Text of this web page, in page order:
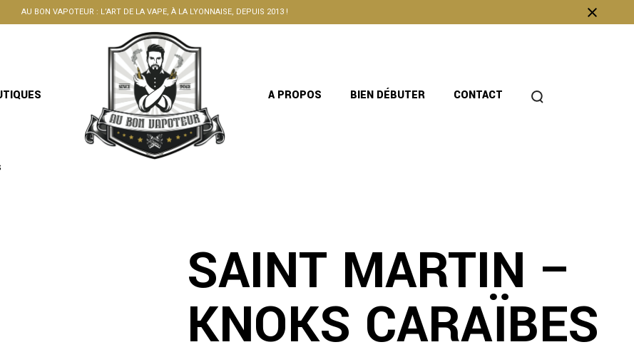
AU BON VAPOTEUR : L’ART DE LA VAPE, À LA LYONNAISE, DEPUIS 2013 !
A PROPOS BIEN DÉBUTER CONTACT
SAINT MARTIN –
KNOKS CARAÏBES